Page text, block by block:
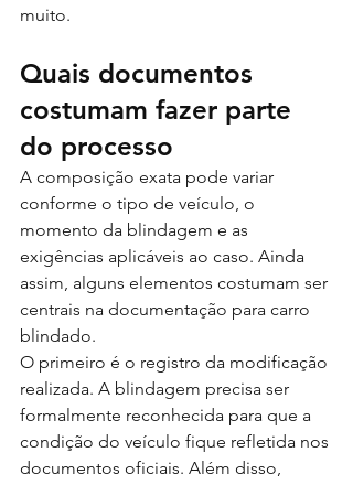
muito.
Quais documentos
costumam fazer parte
do processo
A composição exata pode variar
conforme o tipo de veículo, o
momento da blindagem e as
exigências aplicáveis ao caso. Ainda
assim, alguns elementos costumam ser
centrais na documentação para carro
blindado.
O primeiro é o registro da modificação
realizada. A blindagem precisa ser
formalmente reconhecida para que a
condição do veículo fique refletida nos
documentos oficiais. Além disso,